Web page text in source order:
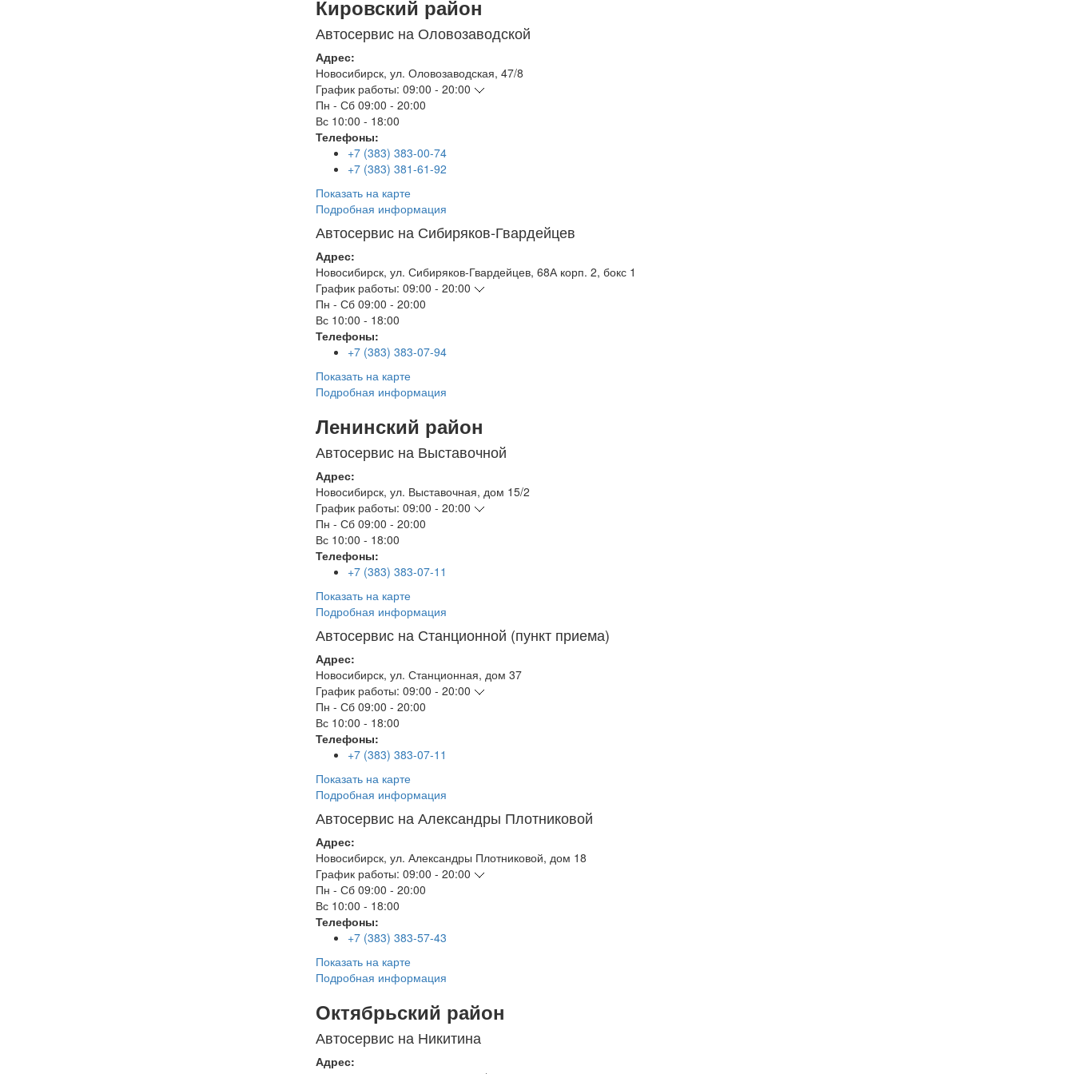
Кировский район
Автосервис на Оловозаводской
Адрес:
Новосибирск, ул. Оловозаводская, 47/8
График работы: 09:00 - 20:00
Пн - Сб 09:00 - 20:00
Вс 10:00 - 18:00
Телефоны:
+7 (383) 383-00-74
+7 (383) 381-61-92
Показать на карте
Подробная информация
Автосервис на Сибиряков-Гвардейцев
Адрес:
Новосибирск, ул. Сибиряков-Гвардейцев, 68А корп. 2, бокс 1
График работы: 09:00 - 20:00
Пн - Сб 09:00 - 20:00
Вс 10:00 - 18:00
Телефоны:
+7 (383) 383-07-94
Показать на карте
Подробная информация
Ленинский район
Автосервис на Выставочной
Адрес:
Новосибирск, ул. Выставочная, дом 15/2
График работы: 09:00 - 20:00
Пн - Сб 09:00 - 20:00
Вс 10:00 - 18:00
Телефоны:
+7 (383) 383-07-11
Показать на карте
Подробная информация
Автосервис на Станционной (пункт приема)
Адрес:
Новосибирск, ул. Станционная, дом 37
График работы: 09:00 - 20:00
Пн - Сб 09:00 - 20:00
Вс 10:00 - 18:00
Телефоны:
+7 (383) 383-07-11
Показать на карте
Подробная информация
Автосервис на Александры Плотниковой
Адрес:
Новосибирск, ул. Александры Плотниковой, дом 18
График работы: 09:00 - 20:00
Пн - Сб 09:00 - 20:00
Вс 10:00 - 18:00
Телефоны:
+7 (383) 383-57-43
Показать на карте
Подробная информация
Октябрьский район
Автосервис на Никитина
Адрес: